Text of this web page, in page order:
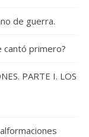
de guerra.
cantó primero?
PARTE I. LOS